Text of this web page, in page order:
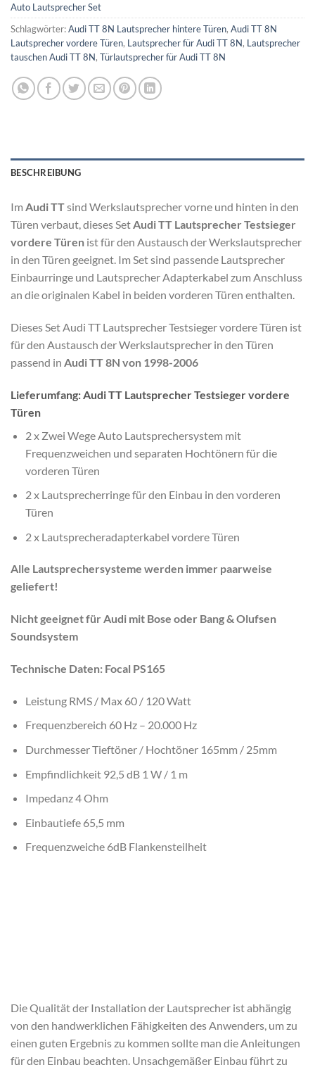
Auto Lautsprecher Set
Schlagwörter:Audi TT 8N Lautsprecher hintere Türen, Audi TT 8N
Lautsprecher vordere Türen, Lautsprecher für Audi TT 8N, Lautsprecher
tauschen Audi TT 8N, Türlautsprecher für Audi TT 8N
BESCHREIBUNG
Im Audi TTsind Werkslautsprecher vorne und hinten in den
Türen verbaut, dieses SetAudi TT Lautsprecher Testsieger
vordere Türen ist für den Austausch der Werkslautsprecher
in den Türen geeignet. Im Set sind passende Lautsprecher
Einbaurringe und Lautsprecher Adapterkabel zum Anschluss
an die originalen Kabel in beiden vorderen Türen enthalten.
Dieses Set Audi TT Lautsprecher Testsieger vordere Türen ist
für den Austausch der Werkslautsprecher in den Türen
passend in Audi TT 8N von 1998-2006
Lieferumfang: Audi TT Lautsprecher Testsieger vordere
Türen
2 x Zwei Wege Auto Lautsprechersystem mit
Frequenzweichen und separaten Hochtönern für die
vorderen Türen
2 x Lautsprecherringe für den Einbau in den vorderen
Türen
2 x Lautsprecheradapterkabel vordere Türen
Alle Lautsprechersysteme werden immer paarweise
geliefert!
Nicht geeignet für Audi mit Bose oder Bang & Olufsen
Soundsystem
Technische Daten: Focal PS165
Leistung RMS / Max 60 / 120 Watt
Frequenzbereich 60 Hz – 20.000 Hz
Durchmesser Tieftöner / Hochtöner 165mm / 25mm
Empfindlichkeit 92,5 dB 1 W / 1 m
Impedanz 4 Ohm
Einbautiefe 65,5 mm
Frequenzweiche 6dB Flankensteilheit
Die Qualität der Installation der Lautsprecher ist abhängig
von den handwerklichen Fähigkeiten des Anwenders, um zu
einen guten Ergebnis zu kommen sollte man die Anleitungen
für den Einbau beachten. Unsachgemäßer Einbau führt zu